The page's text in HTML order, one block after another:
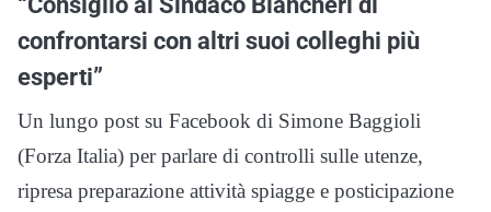
confrontarsi con altri suoi colleghi più
esperti”
Un lungo post su Facebook di Simone Baggioli
(Forza Italia) per parlare di controlli sulle utenze,
ripresa preparazione attività spiagge e posticipazione